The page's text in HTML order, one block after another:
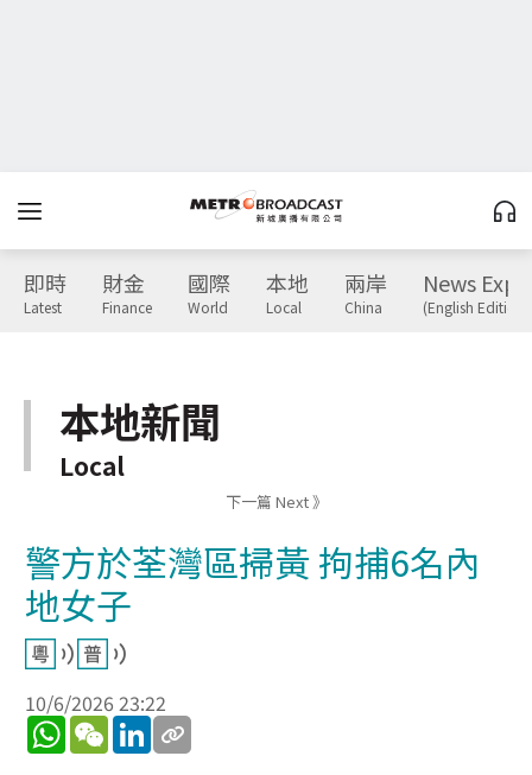
即時
Latest
財金
Finance
國際
World
本地
Local
兩岸
China
News
(English Edition)
本地新聞
Local
下一篇 Next 》
警方於荃灣區掃黃 拘捕6名內
地女子
10/6/2026 23:22
WhatsApp
WeChatLinkedIn